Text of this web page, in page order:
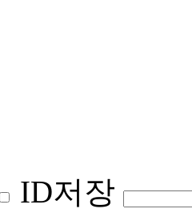
ID저장